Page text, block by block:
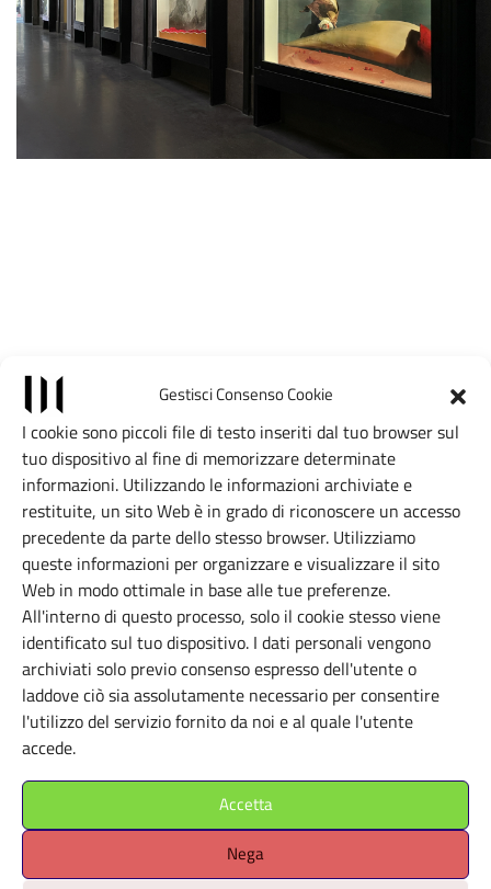
Gestisci Consenso Cookie
I cookie sono piccoli file di testo inseriti dal tuo browser sul
tuo dispositivo al fine di memorizzare determinate
informazioni. Utilizzando le informazioni archiviate e
restituite, un sito Web è in grado di riconoscere un accesso
precedente da parte dello stesso browser. Utilizziamo
queste informazioni per organizzare e visualizzare il sito
Web in modo ottimale in base alle tue preferenze.
All'interno di questo processo, solo il cookie stesso viene
identificato sul tuo dispositivo. I dati personali vengono
archiviati solo previo consenso espresso dell'utente o
laddove ciò sia assolutamente necessario per consentire
l'utilizzo del servizio fornito da noi e al quale l'utente
accede.
Accetta
Nega
Posizione
NEUTRO
Apri il navigatore
È richiesto il consenso alla
geolocalizzazione.
×
+
−
Leaflet |©OpenStreetMapcontributors, Tiles style by CartoDB